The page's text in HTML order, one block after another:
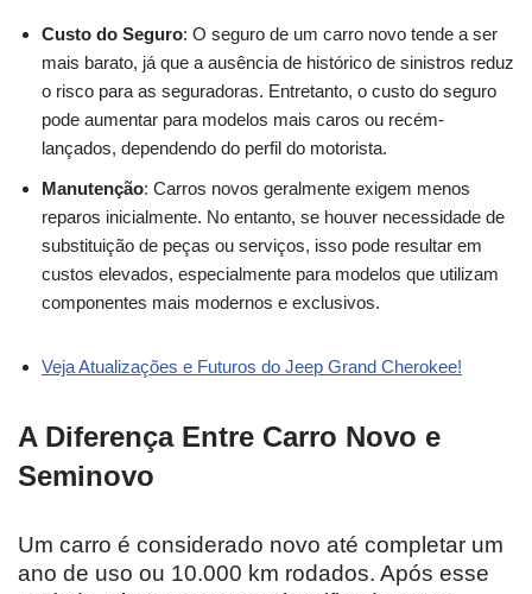
Custo do Seguro: O seguro de um carro novo tende a ser
mais barato, já que a ausência de histórico de sinistros reduz
o risco para as seguradoras. Entretanto, o custo do seguro
pode aumentar para modelos mais caros ou recém-
lançados, dependendo do perfil do motorista.
Manutenção: Carros novos geralmente exigem menos
reparos inicialmente. No entanto, se houver necessidade de
substituição de peças ou serviços, isso pode resultar em
custos elevados, especialmente para modelos que utilizam
componentes mais modernos e exclusivos.
Veja Atualizações e Futuros do Jeep Grand Cherokee!
A Diferença Entre Carro Novo e
Seminovo
Um carro é considerado novo até completar um
ano de uso ou 10.000 km rodados. Após esse